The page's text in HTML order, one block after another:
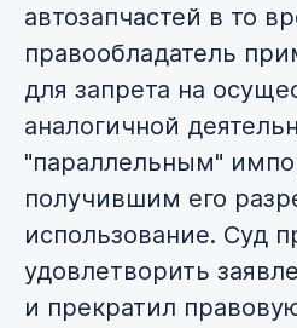
автозапчастей в то
правообладатель
для запрета на
аналогичной
"параллельным"
получившим его
использование. Суд
удовлетворить
и прекратил